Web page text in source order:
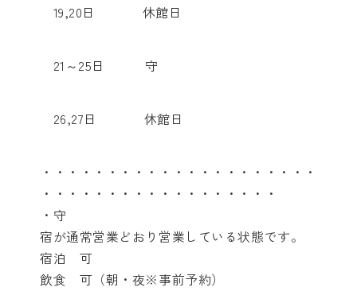
19,20日 休館日
21～25日 守
26,27日 休館日
・・・・・・・・・・・・・・・・・・・・・
・・・・・・・・・・・・・・・・・・
・守
宿が通常営業どおり営業している状態です。
宿泊 可
飲食 可（朝・夜※事前予約）